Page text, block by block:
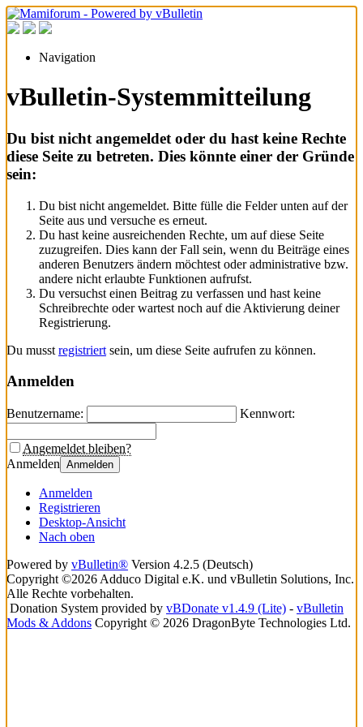
Navigation
vBulletin-Systemmitteilung
Du bist nicht angemeldet oder du hast keine Rechte
diese Seite zu betreten. Dies könnte einer der Gründe
sein:
Du bist nicht angemeldet. Bitte fülle die Felder unten auf der
Seite aus und versuche es erneut.
Du hast keine ausreichenden Rechte, um auf diese Seite
zuzugreifen. Dies kann der Fall sein, wenn du Beiträge eines
anderen Benutzers ändern möchtest oder administrative bzw.
andere nicht erlaubte Funktionen aufrufst.
Du versuchst einen Beitrag zu verfassen und hast keine
Schreibrechte oder wartest noch auf die Aktivierung deiner
Registrierung.
Du musst registriert sein, um diese Seite aufrufen zu können.
Anmelden
Benutzername: Kennwort:
Angemeldet bleiben?
Anmelden Anmelden
Anmelden
Registrieren
Desktop-Ansicht
Nach oben
Powered by vBulletin® Version 4.2.5 (Deutsch)
Copyright ©2026 Adduco Digital e.K. und vBulletin Solutions, Inc.
Alle Rechte vorbehalten.
Donation System provided by vBDonate v1.4.9 (Lite) - vBulletin
Mods & Addons Copyright © 2026 DragonByte Technologies Ltd.